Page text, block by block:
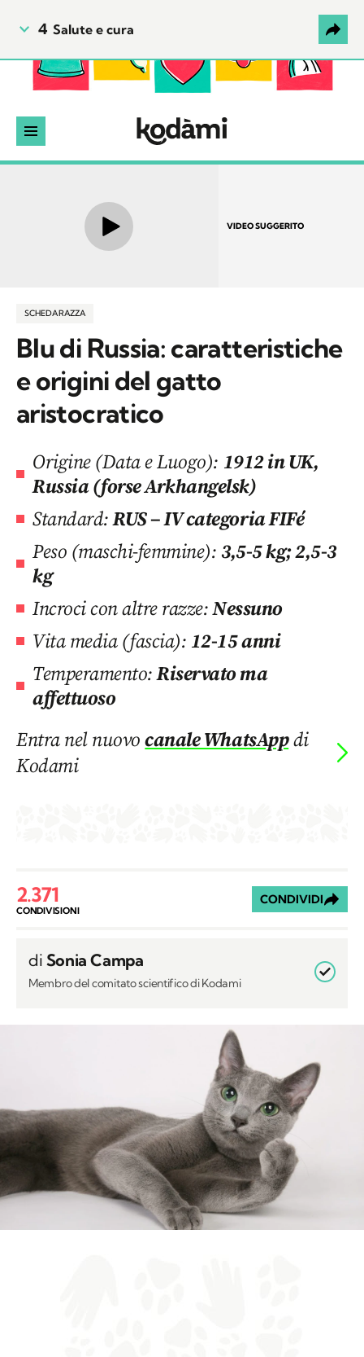
VIDEO SUGGERITO
SCHEDA RAZZA
Blu di Russia: caratteristiche
e origini del gatto
aristocratico
Origine (Data e Luogo): 1912 in UK,
Russia (forse Arkhangelsk)
Standard:RUS – IV categoria FIFé
Peso (maschi-femmine): 3,5-5 kg; 2,5-3
kg
Incroci con altre razze:Nessuno
Vita media (fascia): 12-15 anni
Temperamento:Riservato ma
affettuoso
Entra nel nuovocanale WhatsAppdi
Kodami
2.371
CONDIVISIONI
CONDIVIDI
di Sonia Campa
Membro del comitato scientifico di Kodami
4 Salute e cura